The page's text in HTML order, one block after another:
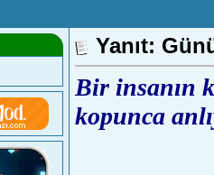
Yanıt:
Bir insanın
kopunca